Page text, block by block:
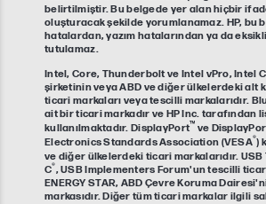
belirtilmiştir. Bu belgede yer alan hiçbir
oluşturacak şekilde yorumlanamaz. HP, bu
hatalardan, yazım hatalarından ya da
tutulamaz.
Intel, Core, Thunderbolt ve Intel vPro, Intel
şirketinin veya ABD ve diğer ülkelerdeki alt
ticari markaları veya tescilli markalarıdır.
ait bir ticari markadır ve HP Inc. tarafından
kullanılmaktadır. DisplayPort™ ve
Electronics Standards Association (VESA®)
ve diğer ülkelerdeki ticari markalarıdır. USB
C®, USB Implementers Forum'un tescilli
ENERGY STAR, ABD Çevre Koruma
markasıdır. Diğer tüm ticari markalar ilgili